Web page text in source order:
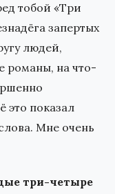
тобой «Три
запертых
людей,
романы, на что-
это показал
Мне очень
три-четыре